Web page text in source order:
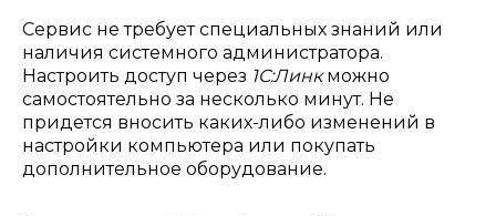
Сервис не требует специальных знаний или
наличия системного администратора.
Настроить доступ через 1С:Линкможно
самостоятельно за несколько минут. Не
придется вносить каких-либо изменений в
настройки компьютера или покупать
дополнительное оборудование.